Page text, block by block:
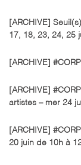
[ARCHIVE]
17, 18, 23, 24, 25
[ARCHIVE]
[ARCHIVE]
artistes – mer 24
[ARCHIVE]
20 juin de 10h à